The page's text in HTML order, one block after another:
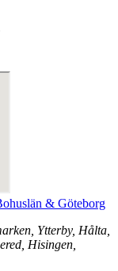
& Göteborg
Ytterby, Hålta,
Hisingen,